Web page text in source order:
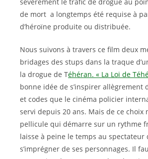
de mort a longtemps été requise à
d’héroïne produite ou distribuée.
Nous suivons à travers ce film deux
bridages des stups dans la traque
la drogue de Téhéran. « La Loi de
bonne idée de s’inspirer allègrement
et codes que le cinéma policier
servi depuis 20 ans. Mais de ce choix
pellicule qui démarre sur un rythme
laisse à peine le temps au spectateur
s’imprégner de ses personnages. Il